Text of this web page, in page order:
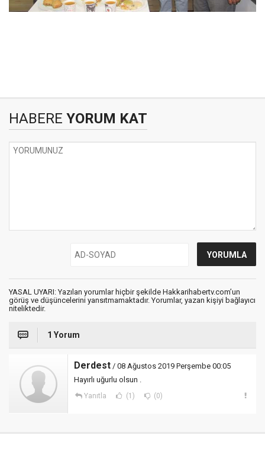
HABERE YORUM KAT
YASAL UYARI: Yazılan yorumlar hiçbir şekilde Hakkarihabertv.com’un
görüş ve düşüncelerini yansıtmamaktadır. Yorumlar, yazan kişiyi bağlayıcı
niteliktedir.
1 Yorum
Derdest / 08 Ağustos 2019 Perşembe 00:05
Hayırlı uğurlu olsun .
Yanıtla (1) (0)